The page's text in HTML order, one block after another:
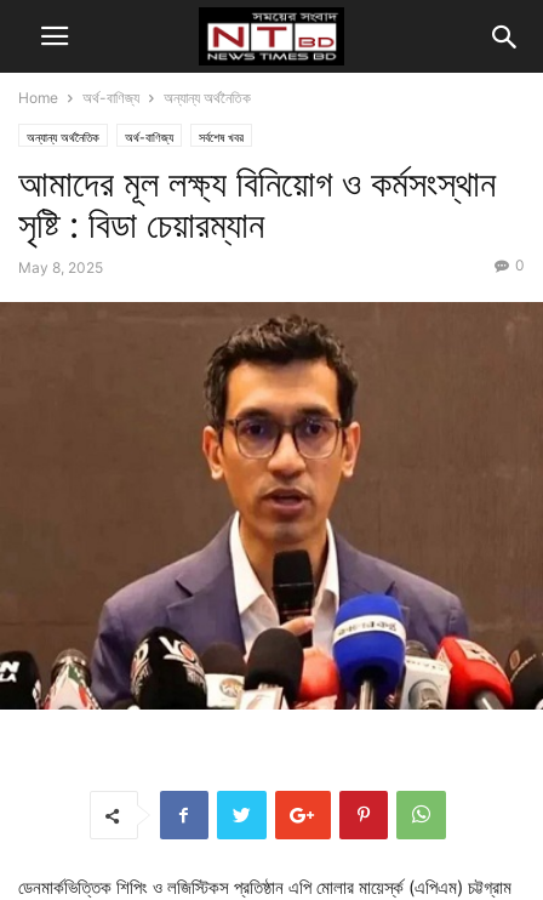
Home অর্থ-বাণিজ্য অন্যান্য অর্থনৈতিক
অন্যান্য অর্থনৈতিক অর্থ-বাণিজ্য সর্বশেষ খবর
আমাদের মূল লক্ষ্য বিনিয়োগ ও কর্মসংস্থান
সৃষ্টি : বিডা চেয়ারম্যান
May 8, 2025 0
ডেনমার্কভিত্তিক শিপিং ও লজিস্টিকস প্রতিষ্ঠান এপি মোলার মায়ের্স্ক (এপিএম) চট্টগ্রাম